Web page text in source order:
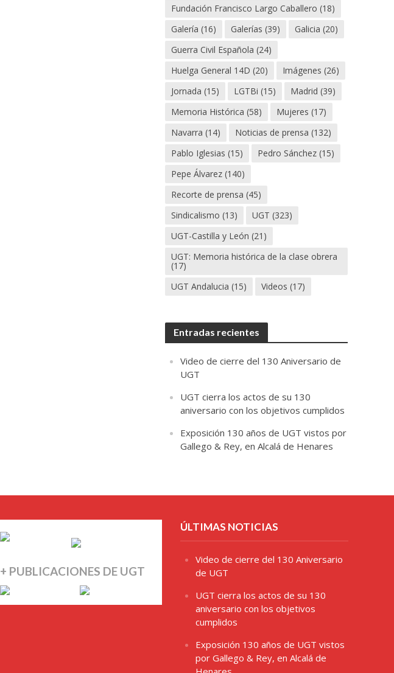
Fundación Francisco Largo Caballero (18)
Galería (16) Galerías (39) Galicia (20)
Guerra Civil Española (24)
Huelga General 14D (20) Imágenes (26)
Jornada (15) LGTBi (15) Madrid (39)
Memoria Histórica (58) Mujeres (17)
Navarra (14) Noticias de prensa (132)
Pablo Iglesias (15) Pedro Sánchez (15)
Pepe Álvarez (140)
Recorte de prensa (45)
Sindicalismo (13) UGT (323)
UGT-Castilla y León (21)
UGT: Memoria histórica de la clase obrera
(17)
UGT Andalucia (15) Videos (17)
Entradas recientes
Video de cierre del 130 Aniversario de
UGT
UGT cierra los actos de su 130
aniversario con los objetivos cumplidos
Exposición 130 años de UGT vistos por
Gallego & Rey, en Alcalá de Henares
+ PUBLICACIONES DE UGT
ÚLTIMAS NOTICIAS
Video de cierre del 130 Aniversario
de UGT
UGT cierra los actos de su 130
aniversario con los objetivos
cumplidos
Exposición 130 años de UGT vistos
por Gallego & Rey, en Alcalá de